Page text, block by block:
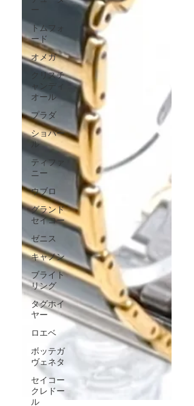
ー
トムフォ
ード
オメガ
クリスチ
ャンディ
オール
プラダ
ショパー
ル
ティファ
ニー
ウブロ
グランド
セイコー
ゼニス
キャノン
ブライト
リング
タグホイ
ヤー
ロエベ
ボッテガ
ヴェネタ
セイコー
クレドー
ル